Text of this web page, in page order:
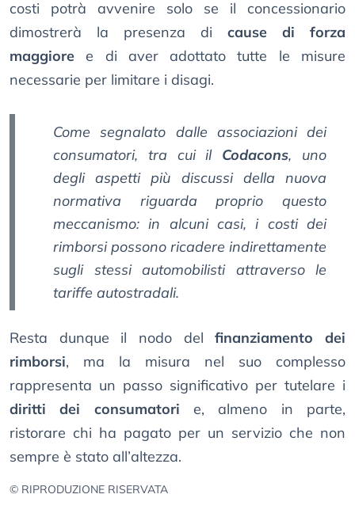
costi potrà avvenire solo se il concessionario
dimostrerà la presenza di cause di forza
maggiore e di aver adottato tutte le misure
necessarie per limitare i disagi.
Come segnalato dalle associazioni dei
consumatori, tra cui il Codacons, uno
degli aspetti più discussi della nuova
normativa riguarda proprio questo
meccanismo: in alcuni casi, i costi dei
rimborsi possono ricadere indirettamente
sugli stessi automobilisti attraverso le
tariffe autostradali.
Resta dunque il nodo delfinanziamento dei
rimborsi, ma la misura nel suo complesso
rappresenta un passo significativo per tutelare i
diritti dei consumatori e, almeno in parte,
ristorare chi ha pagato per un servizio che non
sempre è stato all’altezza.
© RIPRODUZIONE RISERVATA